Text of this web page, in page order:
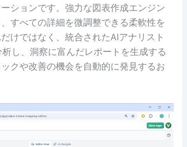
ションです。強力な図表作成エンジン
すべての詳細を微調整できる柔軟性を
けではなく、統合されたAIアナリスト
し、洞察に富んだレポートを生成する
クや改善の機会を自動的に発見するお